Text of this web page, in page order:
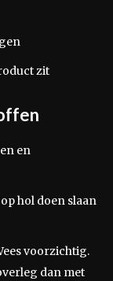
zit
en
hol doen slaan
voorzichtig.
dan met